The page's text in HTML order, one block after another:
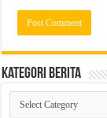
Kategori Berita
Kategori
Berita